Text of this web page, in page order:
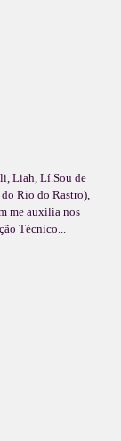
Liah, Lí.Sou de
Rio do Rastro),
me auxilia nos
Técnico...